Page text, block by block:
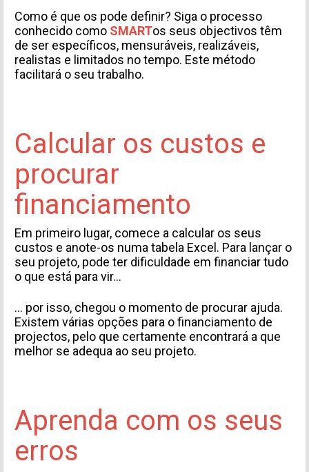
Como é que os pode definir? Siga o processo
conhecido como SMARTos seus objectivos têm
de ser específicos, mensuráveis, realizáveis,
realistas e limitados no tempo. Este método
facilitará o seu trabalho.
Calcular os custos e
procurar
financiamento
Em primeiro lugar, comece a calcular os seus
custos e anote-os numa tabela Excel. Para lançar o
seu projeto, pode ter dificuldade em financiar tudo
o que está para vir...
... por isso, chegou o momento de procurar ajuda.
Existem várias opções para o financiamento de
projectos, pelo que certamente encontrará a que
melhor se adequa ao seu projeto.
Aprenda com os seus
erros
INFORMACIÓN PERSONAL